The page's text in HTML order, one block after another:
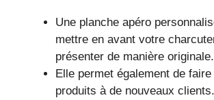
Une planche apéro
mettre en avant votre
présenter de manière originale.
Elle permet également de
produits à de nouveaux clients.